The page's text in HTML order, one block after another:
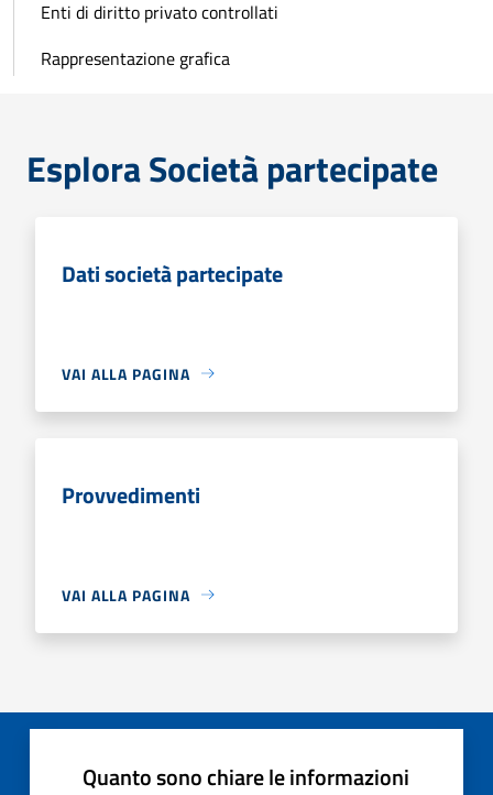
Enti di diritto privato controllati
Rappresentazione grafica
Esplora Società partecipate
Dati società partecipate
VAI ALLA PAGINA
Provvedimenti
VAI ALLA PAGINA
Quanto sono chiare le informazioni